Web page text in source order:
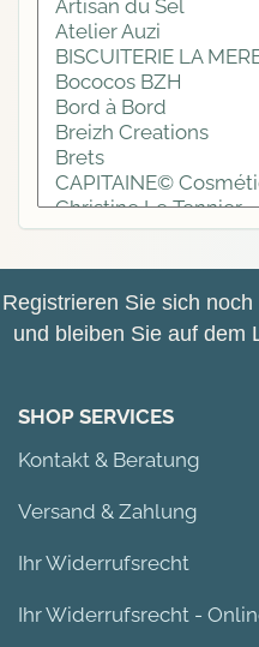
Registrieren Sie sich
und bleiben Sie auf dem
SHOP SERVICES
Kontakt & Beratung
Versand & Zahlung
Ihr Widerrufsrecht
Ihr Widerrufsrecht -